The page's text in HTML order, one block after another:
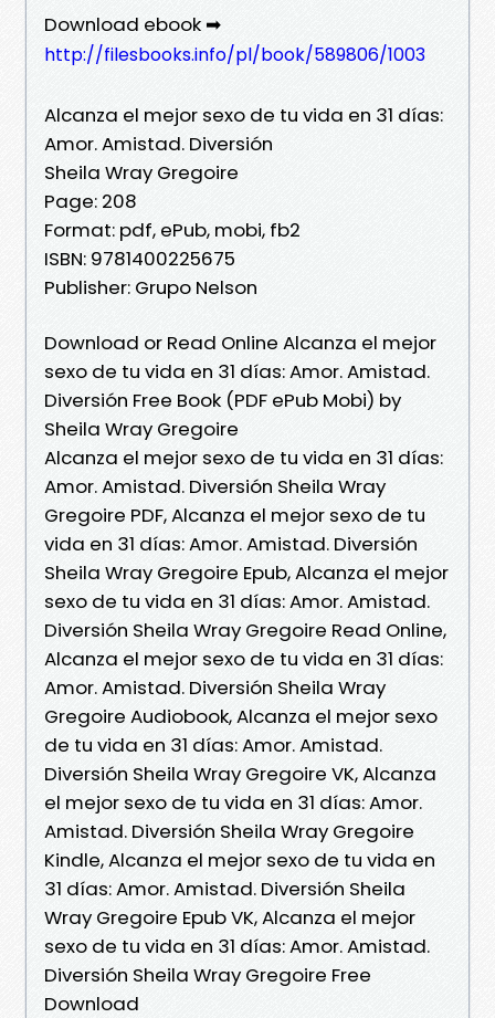
Download ebook ➡
http://filesbooks.info/pl/book/589806/1003
Alcanza el mejor sexo de tu vida en 31 días:
Amor. Amistad. Diversión
Sheila Wray Gregoire
Page: 208
Format: pdf, ePub, mobi, fb2
ISBN: 9781400225675
Publisher: Grupo Nelson
Download or Read Online Alcanza el mejor
sexo de tu vida en 31 días: Amor. Amistad.
Diversión Free Book (PDF ePub Mobi) by
Sheila Wray Gregoire
Alcanza el mejor sexo de tu vida en 31 días:
Amor. Amistad. Diversión Sheila Wray
Gregoire PDF, Alcanza el mejor sexo de tu
vida en 31 días: Amor. Amistad. Diversión
Sheila Wray Gregoire Epub, Alcanza el mejor
sexo de tu vida en 31 días: Amor. Amistad.
Diversión Sheila Wray Gregoire Read Online,
Alcanza el mejor sexo de tu vida en 31 días:
Amor. Amistad. Diversión Sheila Wray
Gregoire Audiobook, Alcanza el mejor sexo
de tu vida en 31 días: Amor. Amistad.
Diversión Sheila Wray Gregoire VK, Alcanza
el mejor sexo de tu vida en 31 días: Amor.
Amistad. Diversión Sheila Wray Gregoire
Kindle, Alcanza el mejor sexo de tu vida en
31 días: Amor. Amistad. Diversión Sheila
Wray Gregoire Epub VK, Alcanza el mejor
sexo de tu vida en 31 días: Amor. Amistad.
Diversión Sheila Wray Gregoire Free
Download